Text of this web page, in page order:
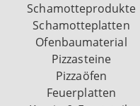
Schamotteprodukte
Schamotteplatten
Ofenbaumaterial
Pizzasteine
Pizzaöfen
Feuerplatten